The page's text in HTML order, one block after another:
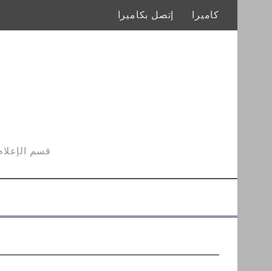
كاميرا إتصل بكاميرا
قسم